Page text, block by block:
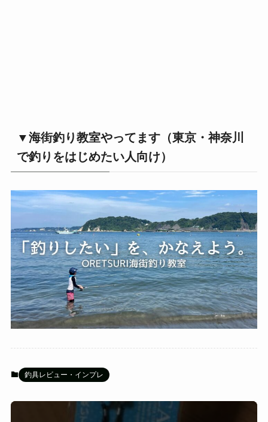
▼海街釣り教室やってます（東京・神奈川
で釣りをはじめたい人向け）
釣具レビュー・インプレ